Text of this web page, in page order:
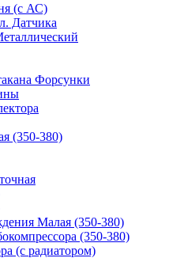
(с АС)
Датчика
Форсунки
(350-380)
Малая (350-380)
(350-380)
(с радиатором)